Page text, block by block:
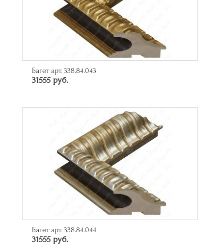
Багет арт. 338.84.043
31555 руб.
Багет арт. 338.84.044
31555 руб.